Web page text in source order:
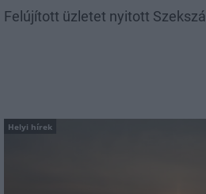
Felújított üzletet nyitott
Helyi hírek